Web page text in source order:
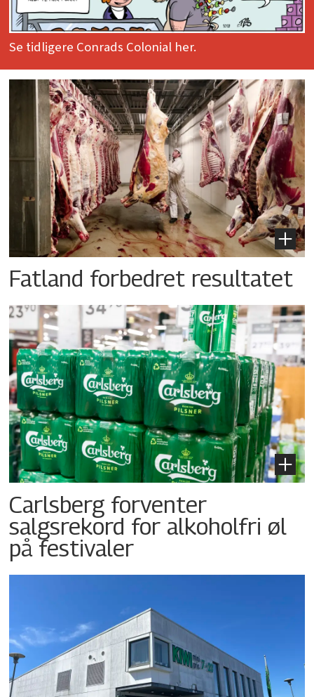
Se tidligere Conrads Colonial her.
Fatland forbedret resultatet
Carlsberg forventer
salgsrekord for alkoholfri øl
på festivaler